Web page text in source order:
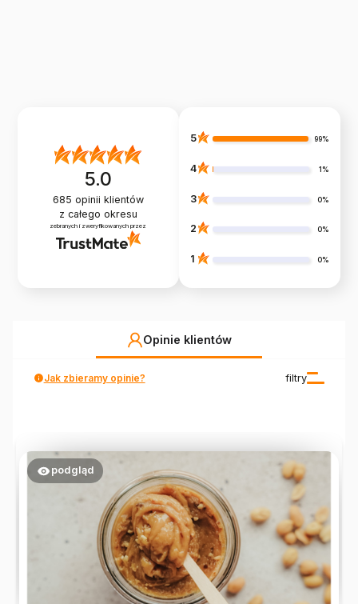
5.0
685 opinii klientów
z całego okresu
zebranych i zweryfikowanych przez
5 99%
4 1%
3 0%
2 0%
1 0%
Opinie klientów
filtry
Jak zbieramy opinie?
podgląd